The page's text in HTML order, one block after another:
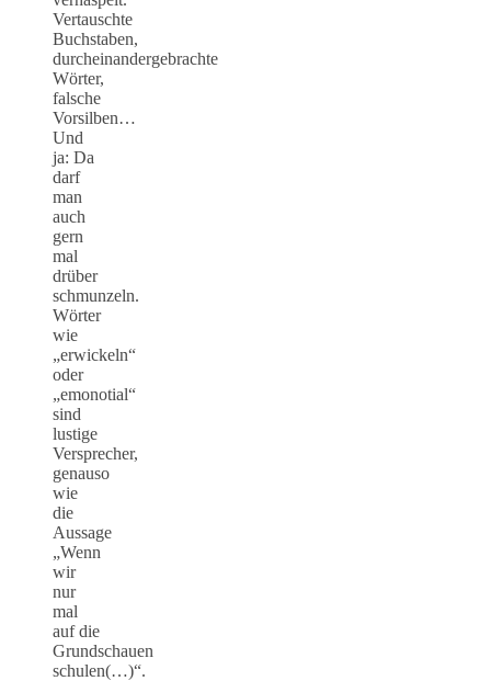
Vertauschte
Buchstaben,
durcheinandergebrachte
Wörter,
falsche
Vorsilben…
Und
ja: Da
darf
man
auch
gern
mal
drüber
schmunzeln.
Wörter
wie
„erwickeln“
oder
„emonotial“
sind
lustige
Versprecher,
genauso
wie
die
Aussage
„Wenn
wir
nur
mal
auf die
Grundschauen
schulen(…)“.